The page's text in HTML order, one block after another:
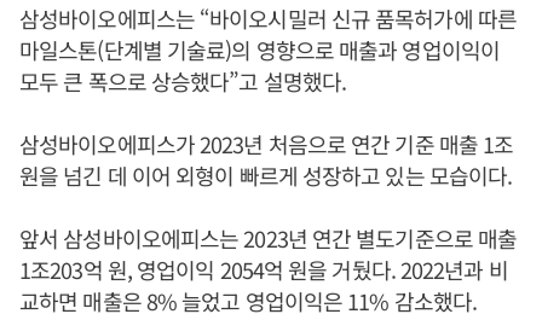
삼성바이오에피스는 “바이오시밀러 신규 품목허가에 따른
마일스톤(단계별 기술료)의 영향으로 매출과 영업이익이
모두 큰 폭으로 상승했다”고 설명했다.
삼성바이오에피스가 2023년 처음으로 연간 기준 매출 1조
원을 넘긴 데 이어 외형이 빠르게 성장하고 있는 모습이다.
앞서 삼성바이오에피스는 2023년 연간 별도기준으로 매출
1조203억 원, 영업이익 2054억 원을 거뒀다. 2022년과 비
교하면 매출은 8% 늘었고 영업이익은 11% 감소했다.